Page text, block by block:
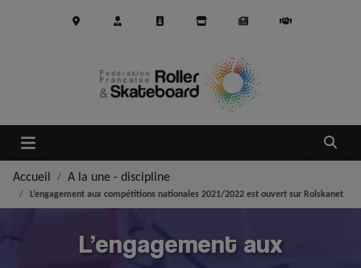
Ouvrir
Accueil A la une - discipline
L’engagement aux compétitions nationales 2021/2022 est ouvert sur Rolskanet
L’engagement aux